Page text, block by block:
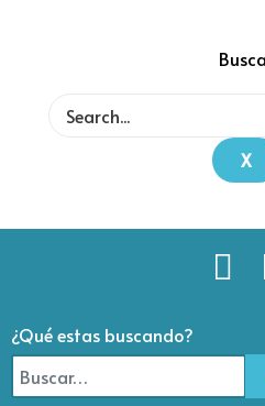
X
¿Qué estas buscando?